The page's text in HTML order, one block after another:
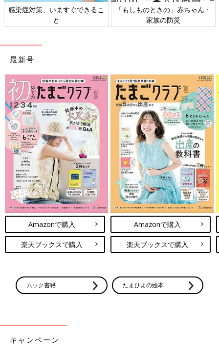
緊急事態宣言下、双子ママ達に液体ミルク4万8000本の応援物資を発送。
株式会社ふたごじてんしゃとNPO法人つなげるの両輪で、双子
が2020年はじめ、新型コロナウイルス感染症が世界を席巻し、
ママ達の生活が一変します。
「最初は、わりと軽く考えていたんです。双子は外出が大変で、
多くの双子ママはもともと家にこもりがちです。緊急事態宣言が
出ても、生活はあまり変わらないんじゃないかって。
でもそれは、とんでもない勘違いでした。“つなげる”で全国の双
子ママにアンケートを取ったところ、いろいろな物資が手に入ら
なくなって困っている人や、仕事がなくなってお金が手に入らな
くなった人、心身ともに疲弊しているママ・パパがとても多かっ
たんです」（中原さん）
以下は、「つなげる」が2020年4月に実施した緊急アンケート
「新型コロナの影響によるふたご家庭の困り事を教えてくださ
い」に寄せられた双子ママたちの声のごく一部です。
――――
「オムツが買えず、やっと見つけたお店で双子分を購入し帰宅途
中、他人から“あんたみたいなのがいるから必要な人の手元に届
かなくなるのよ! ”と罵声を浴びせられ不愉快 だった。シングルマ
「双子の上に小２の子がいる。上の子に公園で運動させてあげた
びをしていて“見て”と言われた時も、単胎児なら抱っこして見に
行けるが、そうもできないのでリビングに置いて行くこと
感染症対策、いますぐできるこ
と
「もしものときの」赤ちゃん・
家族の防災
最新号
Amazonで購入
楽天ブックスで購入
Amazonで購入
楽天ブックスで購入
ムック書籍 たまひよの絵本
キャンペーン